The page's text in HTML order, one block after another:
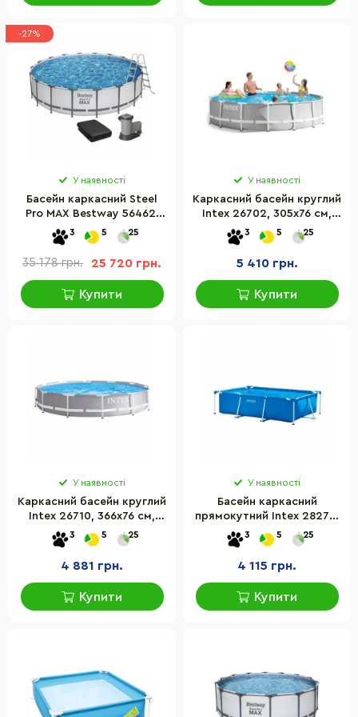
-27%
У наявності
Басейн каркасний Steel
Pro MAX Bestway 56462,
549x122 см, 5678 л
3 5 25
35 178 грн. 25 720 грн.
Купити
У наявності
Каркасний басейн круглий
Intex 26702, 305х76 см,
1250 л
3 5 25
5 410 грн.
Купити
У наявності
Каркасний басейн круглий
Intex 26710, 366х76 см,
6503 л
3 5 25
4 881 грн.
Купити
У наявності
Басейн каркасний
прямокутний Intex 28270,
220х150х60 см, 1662 л
3 5 25
4 115 грн.
Купити